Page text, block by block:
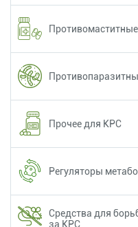
Прочее для КРС
Регуляторы
Средства для
за КРС